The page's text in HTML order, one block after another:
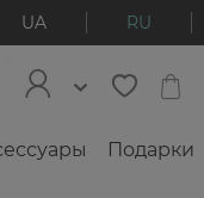
UA RU
Подарки